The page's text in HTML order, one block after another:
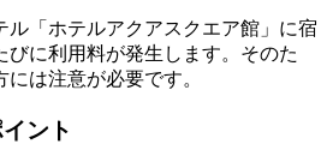
ル「ホテルアクアスクエア館」に宿
びに利用料が発生します。そのた
は注意が必要です。
ント